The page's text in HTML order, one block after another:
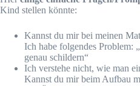
Kind stellen könnte:
Kannst du mir bei meinen
Ich habe folgendes Problem:
genau schildern“
Ich verstehe nicht, wie man
Kannst du mir beim Aufbau